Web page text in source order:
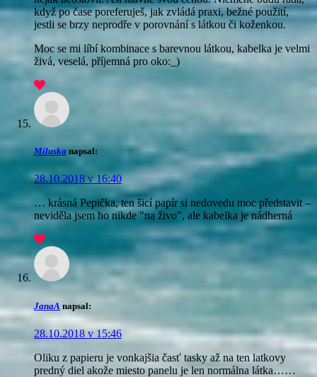
když po čase poreferuješ, jak zvládá praxi, bežné použití,
jestli se brzy neprodře v porovnání s látkou či koženkou.
Moc se mi líbí kombinace s barevnou látkou, kabelka je velmi
živá, veselá, příjemná pro oko:_)
Miluska napsal:
28.10.2018 v 16:40
… krásná Pepička, ten šicí papír si nedovedu moc představit –
neviděla jsem ho nikde "na živo", ale kabelka je nádherná
JanaA napsal:
28.10.2018 v 15:46
Oliku z papieru je vonkajšia časť tasky až na ten latkovy
predný diel akože miesto panelu je len normálna látka……